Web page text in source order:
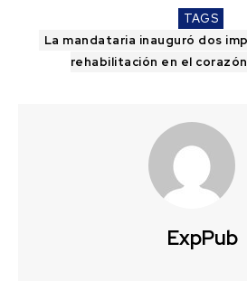
TAGS
La mandataria inauguró dos
rehabilitación en el
ExpPub